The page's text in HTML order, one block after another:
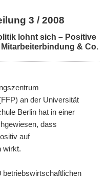
3 / 2008
lohnt sich – Positive
& Co.
an der Universität
Berlin hat in einer
dass
auf
wirkt.
betriebswirtschaftlichen